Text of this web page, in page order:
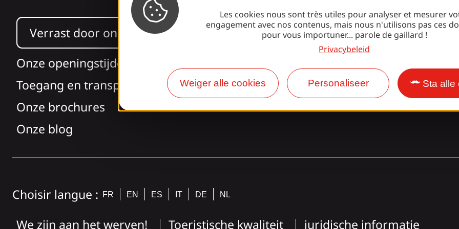
Les cookies nous sont très utiles pour analyser et mesurer
engagement avec nos contenus, mais nous n'utilisons pas ces
pour vous importuner... parole de gaillard !
Privacybeleid
Weiger alle cookies Personaliseer Sta alle
Verrast door ons ontwerp?
Onze openingstijden
Toegang en transport
Onze brochures
Onze blog
Gaillarde
Instagram
Choisir langue : FR EN ES IT DE NL
We zijn aan het werven! Toeristische kwaliteit juridische informatie